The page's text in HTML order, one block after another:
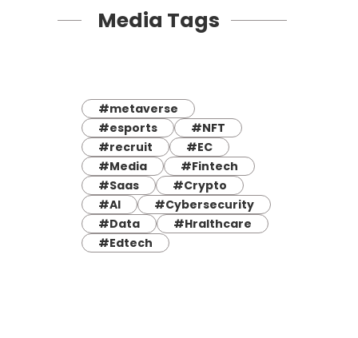
Media Tags
#metaverse
#esports
#NFT
#recruit
#EC
#Media
#Fintech
#Saas
#Crypto
#AI
#Cybersecurity
#Data
#Hralthcare
#Edtech